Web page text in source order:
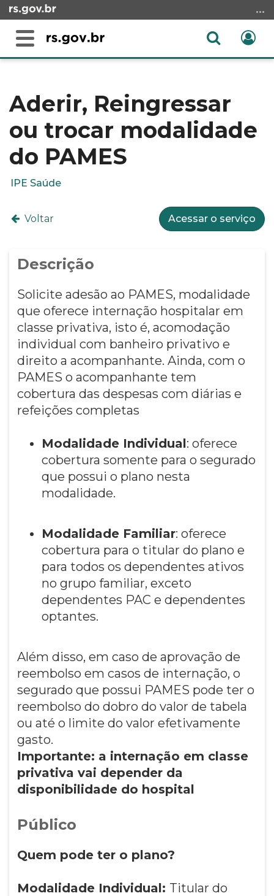
para
conteúdo
menu
para
busca
Alterna
Abrir
conteúdo
Aderir, Reingressar
ou trocar modalidade
do PAMES
IPE Saúde
Voltar Acessar o serviço
Descrição
Solicite adesão ao PAMES, modalidade
que oferece internação hospitalar em
classe privativa, isto é, acomodação
individual com banheiro privativo e
direito a acompanhante. Ainda, com o
PAMES o acompanhante tem
cobertura das despesas com diárias e
refeições completas
Modalidade Individual: oferece
cobertura somente para o segurado
que possui o plano nesta
modalidade.
Modalidade Familiar: oferece
cobertura para o titular do plano e
para todos os dependentes ativos
no grupo familiar, exceto
dependentes PAC e dependentes
optantes.
Além disso, em caso de aprovação de
reembolso em casos de internação, o
segurado que possui PAMES pode ter o
reembolso do dobro do valor de tabela
ou até o limite do valor efetivamente
gasto.
Importante: a internação em classe
privativa vai depender da
disponibilidade do hospital
Público
Quem pode ter o plano?
Modalidade Individual: Titular do